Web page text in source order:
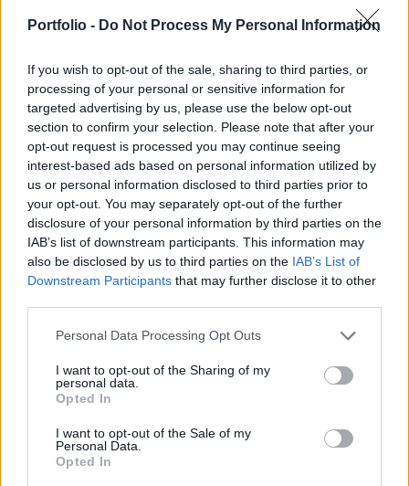
Portfolio - Do Not Process My Personal Information
If you wish to opt-out of the sale, sharing to third parties, or
processing of your personal or sensitive information for
targeted advertising by us, please use the below opt-out
section to confirm your selection. Please note that after your
opt-out request is processed you may continue seeing
interest-based ads based on personal information utilized by
us or personal information disclosed to third parties prior to
your opt-out. You may separately opt-out of the further
disclosure of your personal information by third parties on the
IAB’s list of downstream participants. This information may
also be disclosed by us to third parties on the IAB’s List of
Downstream Participants that may further disclose it to other
Personal Data Processing Opt Outs
I want to opt-out of the Sharing of my
personal data.
Opted In
I want to opt-out of the Sale of my
Personal Data.
Opted In
Van néhány Clorox részvényem az osztalék portfóliómban,
úgy láttam, hogy jó áron meg tudom venni ezt a majdnem
dividend king-et. Azt
HOLDBLOG
Kevesebb alkoholt iszunk, mint a régió, a
következmények terén viszont az élbolyban
vagyunk
Lehet, hogy nem azok isznak a legtöbbet, akikről a
statisztikák ezt állítják - és az sem biztos, hogy a kevesebb
elfogyasztott alkohol kisebb társadalmi kárral... The post
Kevesebb alkoholt iszunk
RSM BLOG
2026-os nyári adóváltozások: fontos változások, de
Helyreállítási és Ellenállóképességi Tervhez (RRF), egyes
kormányprogramokhoz és kormányhatározatokhoz
kapcsolódó adóintézkedésekről, v
HOLDBLOG
Feltöri a kriptót az AI?
Az AI néhány óra alatt megtalálhat olyan szoftverhibákat,
amelyek évekig rejtve maradtak a világ legjobb fejlesztői és